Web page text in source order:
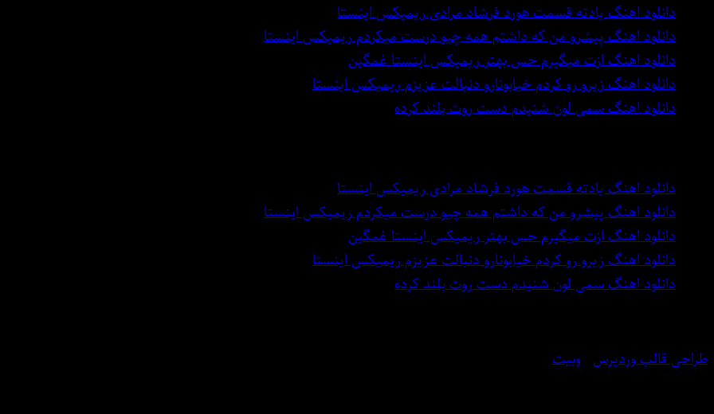
دانلود اهنگ یادته قسمت هورد فرشاد مرادی ریمیکس اینستا
دانلود اهنگ پیشرو من که داشتم همه چیو درست میکردم ریمیکس اینستا
دانلود اهنگ ازت میگیرم حس بهتر ریمیکس اینستا غمگین
دانلود اهنگ زیرو رو کردم خیابونارو دنبالت عزیزم ریمیکس اینستا
دانلود اهنگ سمی لون شنیدم دست روت بلند کرده
دانلود اهنگ یادته قسمت هورد فرشاد مرادی ریمیکس اینستا
دانلود اهنگ پیشرو من که داشتم همه چیو درست میکردم ریمیکس اینستا
دانلود اهنگ ازت میگیرم حس بهتر ریمیکس اینستا غمگین
دانلود اهنگ زیرو رو کردم خیابونارو دنبالت عزیزم ریمیکس اینستا
دانلود اهنگ سمی لون شنیدم دست روت بلند کرده
طراحی قالب وردپرس وبیت